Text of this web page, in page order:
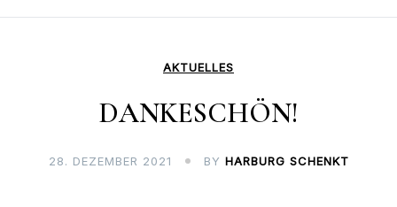
AKTUELLES
DANKESCHÖN!
28. DEZEMBER 2021 BY HARBURG SCHENKT